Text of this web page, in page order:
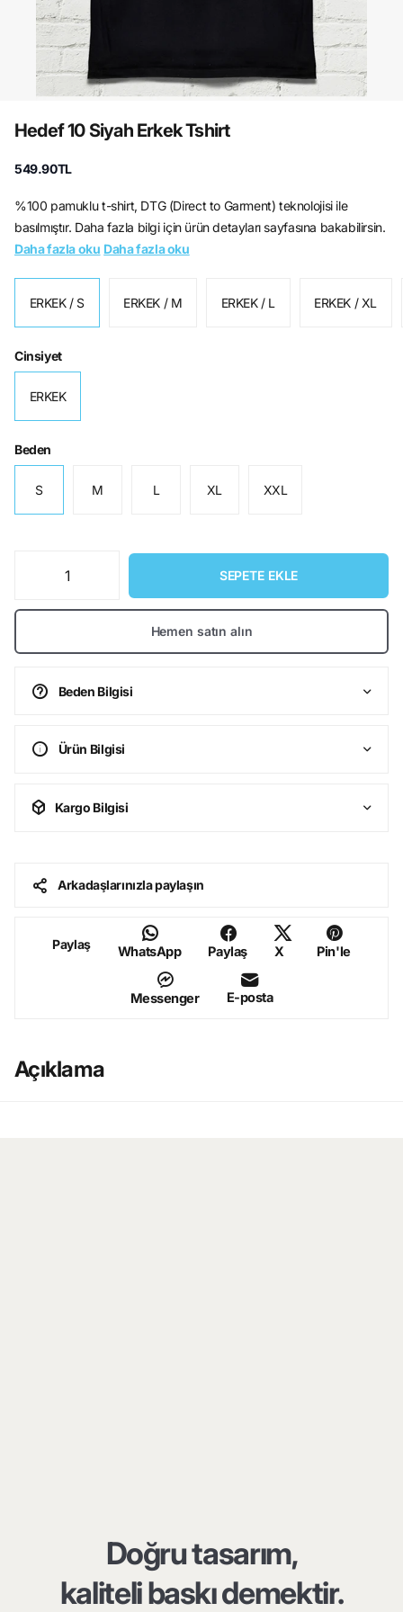
Hedef 10 Siyah Erkek Tshirt
549.90TL
%100 pamuklu t-shirt, DTG (Direct to Garment) teknolojisi ile
basılmıştır. Daha fazla bilgi için ürün detayları sayfasına bakabilirsin.
Daha fazla oku Daha fazla oku
ERKEK / S ERKEK / M ERKEK / L ERKEK / XL
Cinsiyet
ERKEK
Beden
S M L XL XXL
SEPETE EKLE
Hemen satın alın
Beden Bilgisi
Ürün Bilgisi
Kargo Bilgisi
Arkadaşlarınızla paylaşın
Paylaş WhatsApp Paylaş X Pin'le
Messenger E-posta
Açıklama
Doğru tasarım,
kaliteli baskı demektir.